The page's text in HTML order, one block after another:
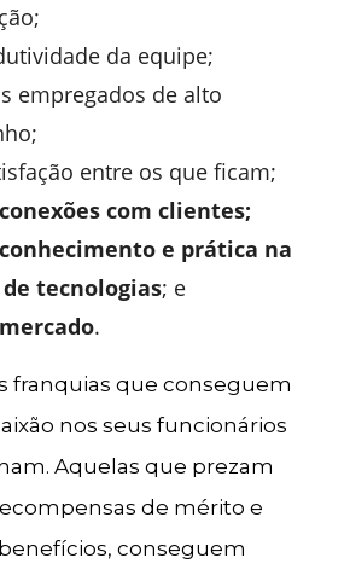
da equipe;
empregados de alto
entre os que ficam;
com clientes;
e prática na
tecnologias; e
.
franquias que conseguem
nos seus funcionários
Aquelas que prezam
de mérito e
conseguem